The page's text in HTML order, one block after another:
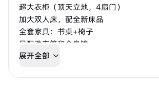
超大衣柜（顶天立地，4扇门）
加大双人床，配全新床品
全套家具：书桌+椅子
另配洗衣篮和全身镜
每周专业保洁服务
生活耗材全包：洗衣粉、卷纸、厨房抹
展开全部